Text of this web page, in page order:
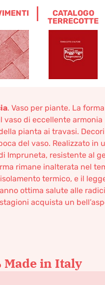
CATALOGO
TERRECOTTE
LISCIA
Base
. Vaso per piante. La
di eccellente armonia
pianta ai travasi.
del vaso. Realizzato in
Impruneta, resistente al
rimane inalterata nel
termico, e il
ottima salute alle
acquista un
Made in Italy